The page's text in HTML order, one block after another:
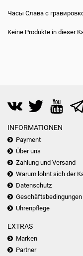
Часы Слава с
Keine Produkte in dieser
INFORMATIONEN
Payment
Über uns
Zahlung und Versand
Warum lohnt sich der
Datenschutz
Geschäftsbedingungen
Uhrenpflege
EXTRAS
Marken
Partner